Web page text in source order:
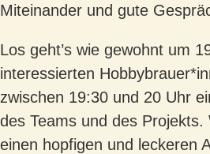
Miteinander und gute
Los geht’s wie gewohnt um
interessierten
zwischen 19:30 und 20 Uhr
des Teams und des
einen hopfigen und leckeren